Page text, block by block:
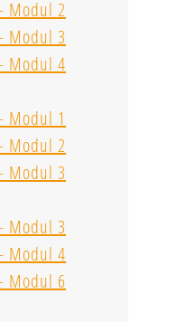
Modul 2
Modul 3
Modul 4
Modul 1
Modul 2
Modul 3
Modul 3
Modul 4
Modul 6